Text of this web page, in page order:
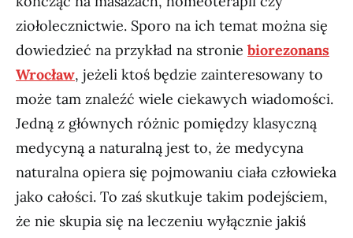
ziołolecznictwie. Sporo na ich temat można się
dowiedzieć na przykład na stronie biorezonans
Wrocław, jeżeli ktoś będzie zainteresowany to
może tam znaleźć wiele ciekawych wiadomości.
Jedną z głównych różnic pomiędzy klasyczną
medycyną a naturalną jest to, że medycyna
naturalna opiera się pojmowaniu ciała człowieka
jako całości. To zaś skutkuje takim podejściem,
że nie skupia się na leczeniu wyłącznie jakiś